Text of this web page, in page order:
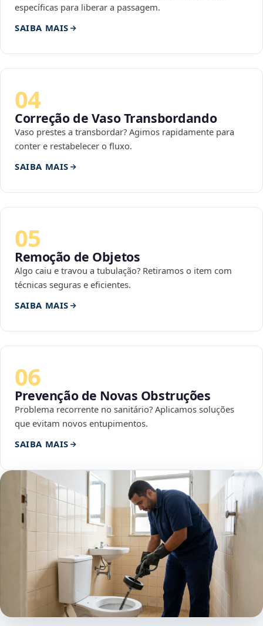
específicas para liberar a passagem.
SAIBA MAIS
04
Correção de Vaso Transbordando
Vaso prestes a transbordar? Agimos rapidamente para
conter e restabelecer o fluxo.
SAIBA MAIS
05
Remoção de Objetos
Algo caiu e travou a tubulação? Retiramos o item com
técnicas seguras e eficientes.
SAIBA MAIS
06
Prevenção de Novas Obstruções
Problema recorrente no sanitário? Aplicamos soluções
que evitam novos entupimentos.
SAIBA MAIS